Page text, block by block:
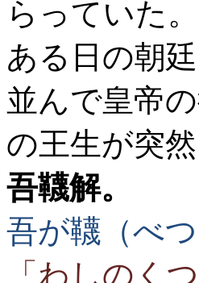
らっていた。
ある日の朝
並んで皇帝
の王生が突然
吾韈解。
吾が韈（べ
「わしのく